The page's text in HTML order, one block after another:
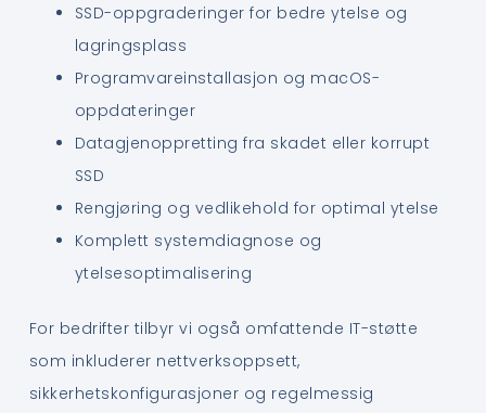
SSD-oppgraderinger for bedre ytelse og
lagringsplass
Programvareinstallasjon og macOS-
oppdateringer
Datagjenoppretting fra skadet eller korrupt
SSD
Rengjøring og vedlikehold for optimal ytelse
Komplett systemdiagnose og
ytelsesoptimalisering
For bedrifter tilbyr vi også omfattende IT-støtte
som inkluderer nettverksoppsett,
sikkerhetskonfigurasjoner og regelmessig